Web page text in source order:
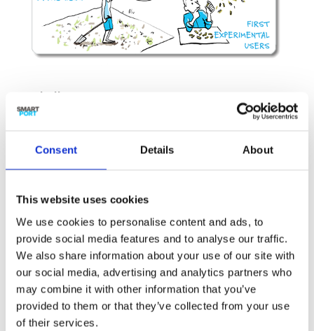
Consent Details About
This website uses cookies
We use cookies to personalise content and ads, to
provide social media features and to analyse our traffic.
We also share information about your use of our site with
our social media, advertising and analytics partners who
may combine it with other information that you’ve
provided to them or that they’ve collected from your use
of their services.
Challenges
Beschikbaarheid van geschikte grondstoffen.
Voedingsstoffen uit de plantenresten. De
plantenresten die voor de pellet-productie van
de akkers en plantages worden gehaald
bevatten veel voedingsstoffen. Die zijn niet
nodig voor het biomassa-eindproduct maar
moeten juist behouden blijven voor de akkers en
plantages. Daarom worden de voedingsstoffen